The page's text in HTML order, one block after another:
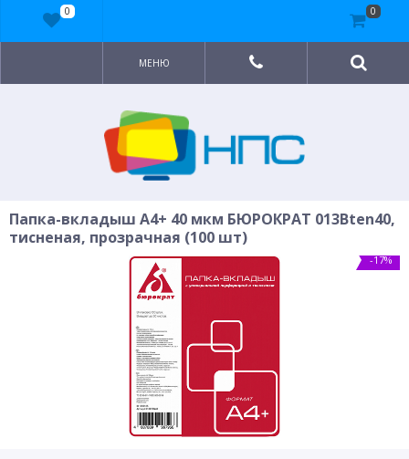
МЕНЮ
Папка-вкладыш A4+ 40 мкм БЮРОКРАТ 013Bten40,
тисненая, прозрачная (100 шт)
-17%
0 0